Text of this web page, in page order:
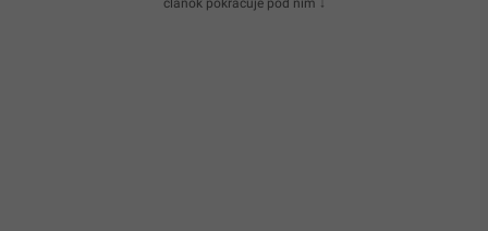
článok pokračuje pod ním ↓